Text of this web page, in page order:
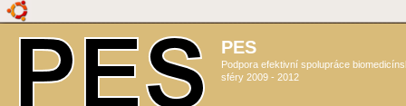
PES
Podpora efektivní spolupráce
sféry 2009 - 2012